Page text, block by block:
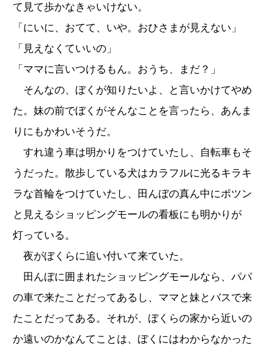
て見て歩かなきゃいけない。
「にいに、おてて、いや。おひさまが見えない」
「見えなくていいの」
「ママに言いつけるもん。おうち、まだ？」
そんなの、ぼくが知りたいよ、と言いかけてやめ
た。妹の前でぼくがそんなことを言ったら、あんま
りにもかわいそうだ。
すれ違う車は明かりをつけていたし、自転車もそ
うだった。散歩している犬はカラフルに光るキラキ
ラな首輪をつけていたし、田んぼの真ん中にポツン
と見えるショッピングモールの看板にも明かりが
灯っている。
夜がぼくらに追い付いて来ていた。
田んぼに囲まれたショッピングモールなら、パパ
の車で来たことだってあるし、ママと妹とバスで来
たことだってある。それが、ぼくらの家から近いの
か遠いのかなんてことは、ぼくにはわからなかった